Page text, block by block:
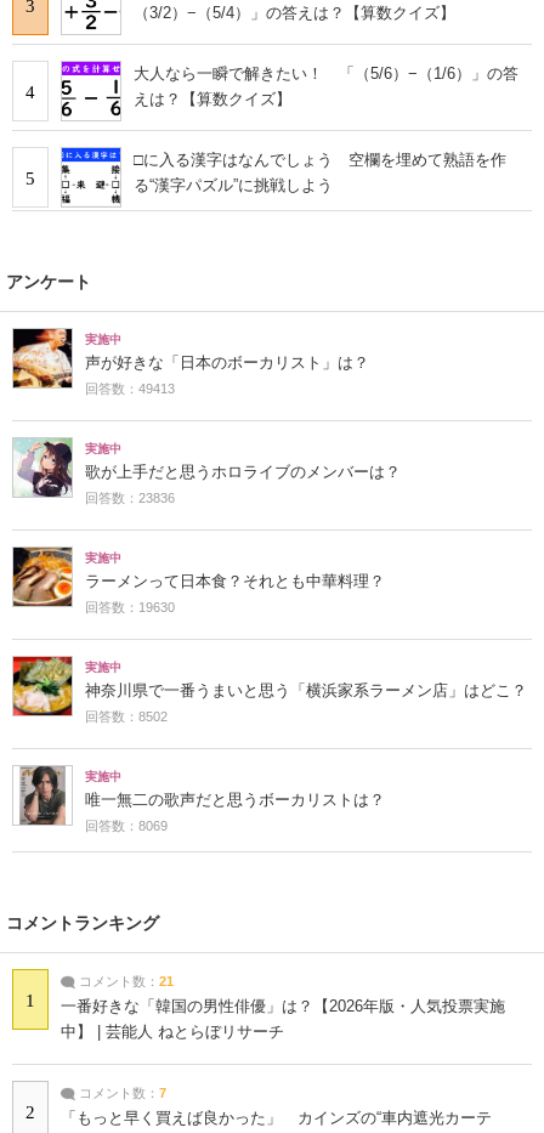
3 （3/2）−（5/4）」の答えは？【算数クイズ】
4
大人なら一瞬で解きたい！ 「（5/6）−（1/6）」の答
えは？【算数クイズ】
5
□に入る漢字はなんでしょう 空欄を埋めて熟語を作
る“漢字パズル”に挑戦しよう
アンケート
実施中
声が好きな「日本のボーカリスト」は？
回答数：49413
実施中
歌が上手だと思うホロライブのメンバーは？
回答数：23836
実施中
ラーメンって日本食？それとも中華料理？
回答数：19630
実施中
神奈川県で一番うまいと思う「横浜家系ラーメン店」はどこ？
回答数：8502
実施中
唯一無二の歌声だと思うボーカリストは？
回答数：8069
コメントランキング
1
コメント数： 21
一番好きな「韓国の男性俳優」は？【2026年版・人気投票実施
中】 | 芸能人 ねとらぼリサーチ
2
コメント数： 7
「もっと早く買えば良かった」 カインズの“車内遮光カーテ